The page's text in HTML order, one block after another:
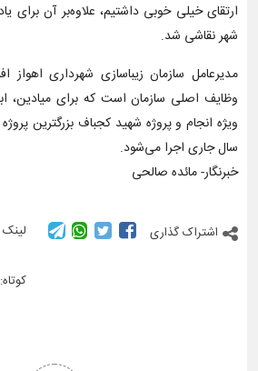
ارتقای خیلی خوبی داشتیم، علاوه‌بر آن برای
شهر نقاشی شد.
مدیرعامل سازمان زیباسازی شهرداری اهواز
وظایف اصلی سازمان است که برای میادین،
ویژه انجام و پروژه شهید کجباف بزرگترین
سال جاری اجرا می‌شود.
خبرنگار- مائده صالحی
اشتراک گذاری لینک
کوتاه: